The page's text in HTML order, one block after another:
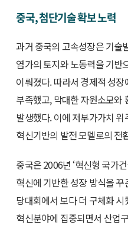
중국, 첨단기술 확보 노력
과거 중국의 고속성장은 기술
염가의 토지와 노동력을 기반
이뤄졌다. 따라서 경제적 성
부족했고, 막대한 자원소모와
발생했다. 이에 저부가가치
혁신기반의 발전 모델로의 전
중국은 2006년 ‘혁신형 국가
혁신에 기반한 성장 방식을
당대회에서 보다 더 구체화
혁신분야에 집중되면서 산업